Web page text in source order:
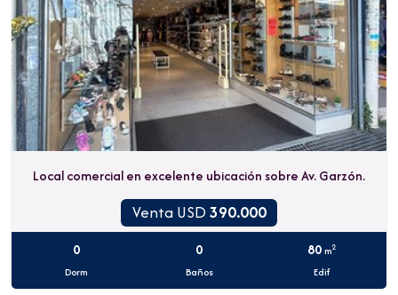
Local comercial en excelente ubicación sobre Av. Garzón.
Venta USD 390.000
0
Dorm
0
Baños
80 m2
Edif